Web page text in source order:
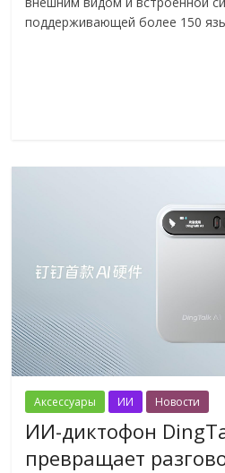
поддерживающей более 150
Аксессуары ИИ Новости
ИИ-диктофон
превращает